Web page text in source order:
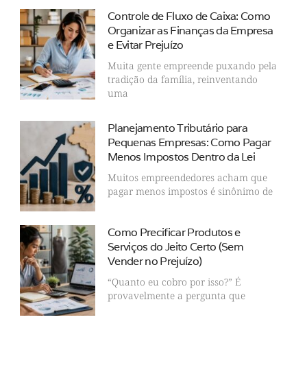
Controle de Fluxo de Caixa: Como
Organizar as Finanças da Empresa
e Evitar Prejuízo
Muita gente empreende puxando pela
tradição da família, reinventando
uma
Planejamento Tributário para
Pequenas Empresas: Como Pagar
Menos Impostos Dentro da Lei
Muitos empreendedores acham que
pagar menos impostos é sinônimo de
Como Precificar Produtos e
Serviços do Jeito Certo (Sem
Vender no Prejuízo)
“Quanto eu cobro por isso?” É
provavelmente a pergunta que